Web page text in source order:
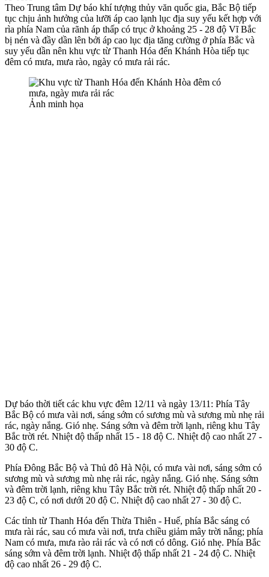
Theo Trung tâm Dự báo khí tượng thủy văn quốc gia, Bắc Bộ tiếp
tục chịu ảnh hưởng của lưỡi áp cao lạnh lục địa suy yếu kết hợp với
rìa phía Nam của rãnh áp thấp có trục ở khoảng 25 - 28 độ Vĩ Bắc
bị nén và đầy dần lên bởi áp cao lục địa tăng cường ở phía Bắc và
suy yếu dần nên khu vực từ Thanh Hóa đến Khánh Hòa tiếp tục
đêm có mưa, mưa rào, ngày có mưa rải rác.
Ảnh minh họa
Dự báo thời tiết các khu vực đêm 12/11 và ngày 13/11: Phía Tây
Bắc Bộ có mưa vài nơi, sáng sớm có sương mù và sương mù nhẹ rải
rác, ngày nắng. Gió nhẹ. Sáng sớm và đêm trời lạnh, riêng khu Tây
Bắc trời rét. Nhiệt độ thấp nhất 15 - 18 độ C. Nhiệt độ cao nhất 27 -
30 độ C.
Phía Đông Bắc Bộ và Thủ đô Hà Nội, có mưa vài nơi, sáng sớm có
sương mù và sương mù nhẹ rải rác, ngày nắng. Gió nhẹ. Sáng sớm
và đêm trời lạnh, riêng khu Tây Bắc trời rét. Nhiệt độ thấp nhất 20 -
23 độ C, có nơi dưới 20 độ C. Nhiệt độ cao nhất 27 - 30 độ C.
Các tỉnh từ Thanh Hóa đến Thừa Thiên - Huế, phía Bắc sáng có
mưa rài rác, sau có mưa vài nơi, trưa chiều giảm mây trời nắng; phía
Nam có mưa, mưa rào rải rác và có nơi có dông. Gió nhẹ. Phía Bắc
sáng sớm và đêm trời lạnh. Nhiệt độ thấp nhất 21 - 24 độ C. Nhiệt
độ cao nhất 26 - 29 độ C.